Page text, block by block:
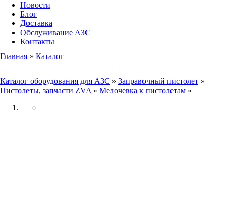
Новости
Блог
Доставка
Обслуживание АЗС
Контакты
Главная » Каталог
Каталог оборудования для АЗС » Заправочный пистолет »
Пистолеты, запчасти ZVA » Мелочевка к пистолетам »